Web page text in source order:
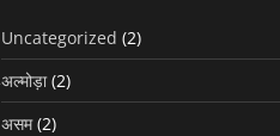
Uncategorized (2)
अल्मोड़ा(2)
असम(2)